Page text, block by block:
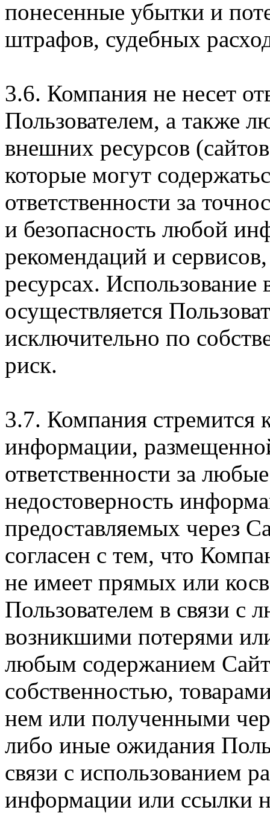
понесенные убытки и
штрафов, судебных
3.6. Компания не несет
Пользователем, а также
внешних ресурсов
которые могут
ответственности за
и безопасность любой
рекомендаций и
ресурсах.
осуществляется
исключительно по
риск.
3.7. Компания стремится
информации,
ответственности за
недостоверность
предоставляемых через
согласен с тем, что
не имеет прямых или
Пользователем в связи
возникшими потерями
любым содержанием
собственностью,
нем или полученными
либо иные ожидания
связи с использованием
информации или ссылки